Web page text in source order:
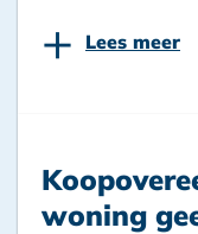
+ Lees meer
woning